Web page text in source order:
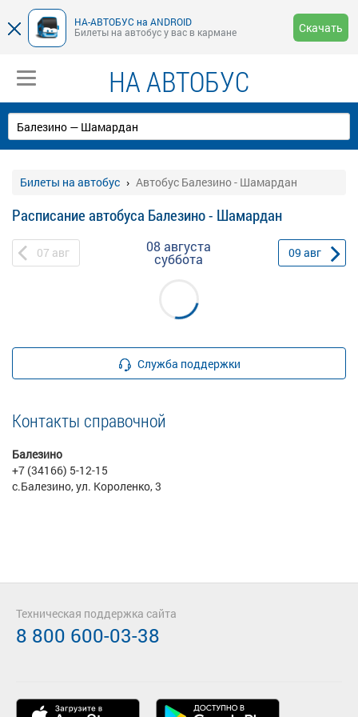
НА-АВТОБУС на ANDROID
Билеты на автобус у вас в кармане
Скачать
НА АВТОБУС
Билеты на автобус Автобус Балезино - Шамардан
Расписание автобуса Балезино - Шамардан
07 авг 08 августа
суббота 09 авг
Служба поддержки
Контакты справочной
Балезино
+7 (34166) 5-12-15
с.Балезино, ул. Короленко, 3
Техническая поддержка сайта
8 800 600-03-38